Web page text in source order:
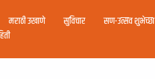
मराठी उखाणे सुविचार सण-उत्सव शुभेच्छा